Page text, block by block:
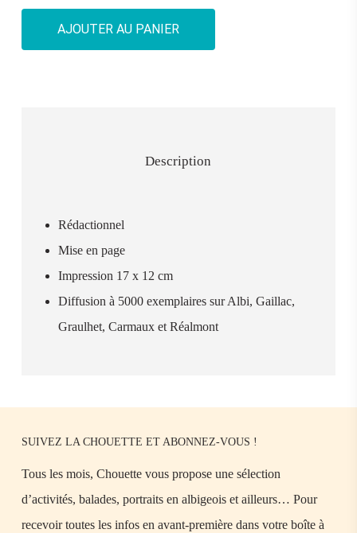
AJOUTER AU PANIER
Description
Rédactionnel
Mise en page
Impression 17 x 12 cm
Diffusion à 5000 exemplaires sur Albi, Gaillac,
Graulhet, Carmaux et Réalmont
SUIVEZ LA CHOUETTE ET ABONNEZ-VOUS !
Tous les mois, Chouette vous propose une sélection
d’activités, balades, portraits en albigeois et ailleurs… Pour
recevoir toutes les infos en avant-première dans votre boîte à